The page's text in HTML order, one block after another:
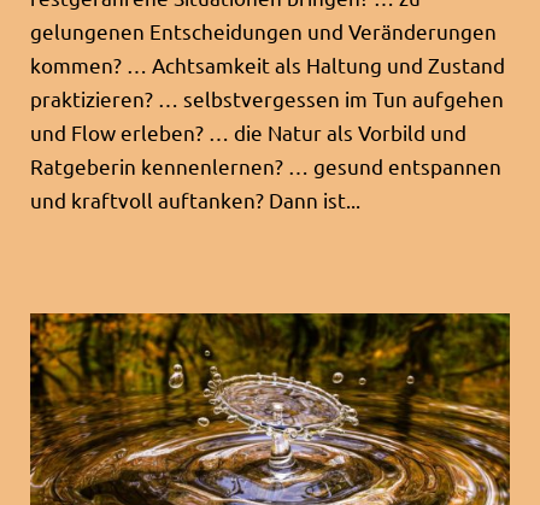
gelungenen Entscheidungen und Veränderungen
kommen? … Achtsamkeit als Haltung und Zustand
praktizieren? … selbstvergessen im Tun aufgehen
und Flow erleben? … die Natur als Vorbild und
Ratgeberin kennenlernen? … gesund entspannen
und kraftvoll auftanken? Dann ist...